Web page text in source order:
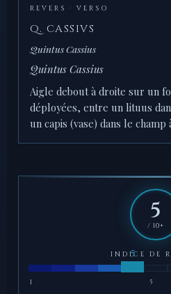
REVERS · VERSO
Q. CASSIVS
Quintus Cassius
Quintus Cassius
Aigle debout à droite sur un
déployées, entre un lituus
un capis (vase) dans le champ
5
/ 10+
INDICE DE
1 5